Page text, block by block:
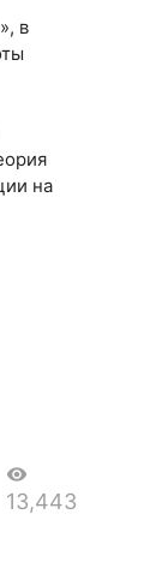
в
на
visibility
13,443